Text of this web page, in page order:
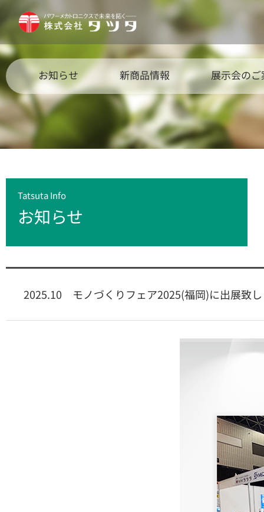
お知らせ 新商品情報 展示会のご
Tatsuta Info
お知らせ
2025.10 モノづくりフェア2025(福岡)に出展致